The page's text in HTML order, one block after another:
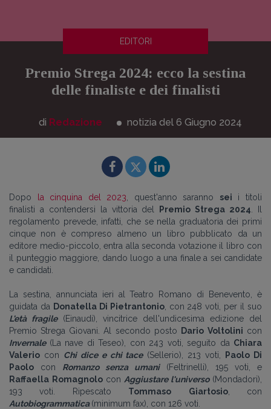
EDITORI
Premio Strega 2024: ecco la sestina
delle finaliste e dei finalisti
di Redazione notizia del 6 Giugno 2024
Dopo la cinquina del 2023 , quest'anno saranno sei i titoli
finalisti a contendersi la vittoria del Premio Strega 2024
regolamento prevede, infatti, che se nella graduatoria dei primi
cinque non è compreso almeno un libro pubblicato da un
editore medio-piccolo, entra alla seconda votazione il libro con
il punteggio maggiore, dando luogo a una finale a sei candidate
e candidati.
La sestina, annunciata ieri al Teatro Romano di Benevento, è
guidata da Donatella Di Pietrantonio, con 248 voti, per il suo
L'età fragile(Einaudi), vincitrice dell'undicesima edizione del
Premio Strega Giovani. Al
secondo posto Dario Voltolini con
Invernale (La nave di Teseo), con 243 voti, seguito da Chiara
Valerio con Chi dice e chi tace(Sellerio), 213 voti,
Paolo Di
Paolo con Romanzo senza umani(Feltrinelli), 195 voti, e
Raffaella Romagnolocon Aggiustare l'universo (Mondadori),
193 voti. Ripescato Tommaso Giartosio, con
Autobiogrammatica (minimum fax), con 126 voti.